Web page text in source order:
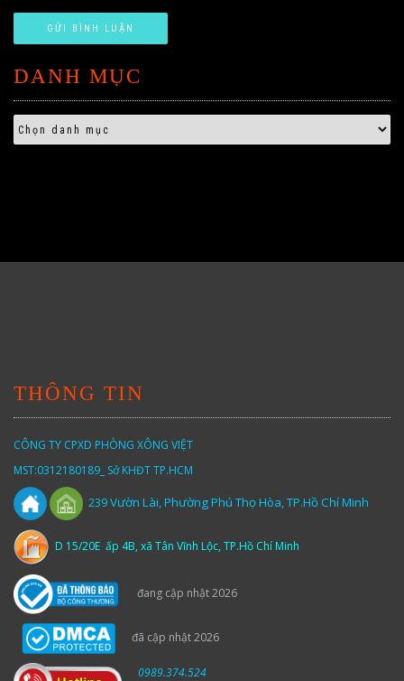
DANH MỤC
THÔNG TIN
CÔNG TY CPXD PHÒNG XÔNG VIỆT
MST:0312180189_ Sở KHĐT TP.HCM
239Vườn Lài,Phường Phú Thọ Hòa, TP.Hồ Chí Minh
D 15/20E ấp 4B, xã Tân Vĩnh Lộc, TP.Hồ Chí Minh
đang cập nhật 2026
đã cập nhật 2026
0989.374.524